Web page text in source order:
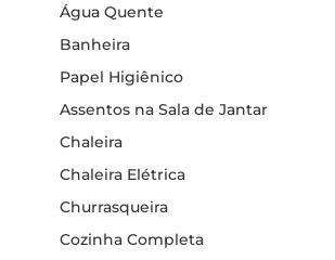
Água Quente
Banheira
Papel Higiênico
Assentos na Sala de Jantar
Chaleira
Chaleira Elétrica
Churrasqueira
Cozinha Completa